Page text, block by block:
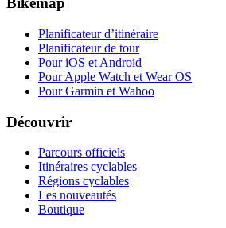
Planificateur d’itinéraire
Planificateur de tour
Pour iOS et Android
Pour Apple Watch et Wear OS
Pour Garmin et Wahoo
Découvrir
Parcours officiels
Itinéraires cyclables
Régions cyclables
Les nouveautés
Boutique